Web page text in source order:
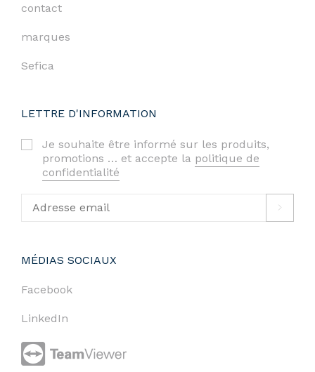
contact
marques
Sefica
LETTRE D'INFORMATION
Je souhaite être informé sur les produits,
promotions … et accepte la politique de
confidentialité
MÉDIAS SOCIAUX
Facebook
LinkedIn